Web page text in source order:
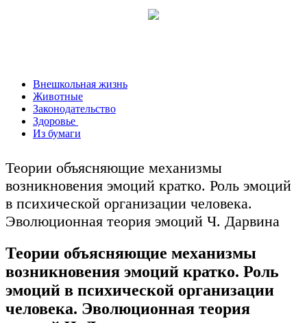
Внешкольная жизнь
Животные
Законодательство
Здоровье
Из бумаги
Теории объясняющие механизмы
возникновения эмоций кратко. Роль эмоций
в психической организации человека.
Эволюционная теория эмоций Ч. Дарвина
Теории объясняющие механизмы
возникновения эмоций кратко. Роль
эмоций в психической организации
человека. Эволюционная теория